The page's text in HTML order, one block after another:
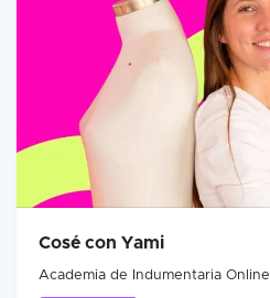
Cosé con Yami
Academia de Indumentaria Online